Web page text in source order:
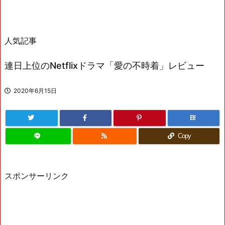
人気記事
連日上位のNetflixドラマ「愛の不時着」レビュー
2020年6月15日
B!
Copy
スポンサーリンク